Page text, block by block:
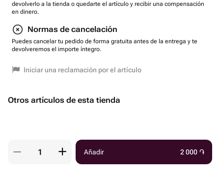
devolverlo a la tienda o quedarte el artículo y recibir una compensación
en dinero.
Normas de cancelación
Puedes cancelar tu pedido de forma gratuita antes de la entrega y te
devolveremos el importe íntegro.
Iniciar una reclamación por el artículo
Otros artículos de esta tienda
Añadir 2 000 ֏